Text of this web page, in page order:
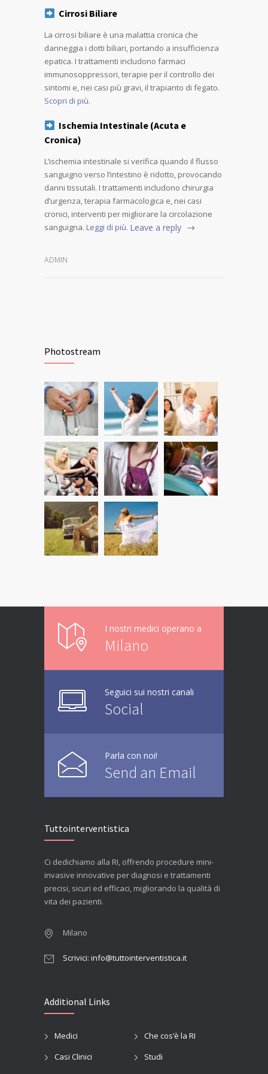
Cirrosi Biliare
La cirrosi biliare è una malattia cronica che
danneggia i dotti biliari, portando a insufficienza
epatica. I trattamenti includono farmaci
immunosoppressori, terapie per il controllo dei
sintomi e, nei casi più gravi, il trapianto di fegato.
Scopri di più.
Ischemia Intestinale (Acuta e
Cronica)
L’ischemia intestinale si verifica quando il flusso
sanguigno verso l’intestino è ridotto, provocando
danni tissutali. I trattamenti includono chirurgia
d’urgenza, terapia farmacologica e, nei casi
cronici, interventi per migliorare la circolazione
sanguigna. Leggi di più. Leave a reply
ADMIN
Photostream
I nostri medici operano a
Milano
Seguici sui nostri canali
Social
Parla con noi!
Send an Email
Tuttointerventistica
Ci dedichiamo alla RI, offrendo procedure mini-
invasive innovative per diagnosi e trattamenti
precisi, sicuri ed efficaci, migliorando la qualità di
vita dei pazienti.
Milano
Scrivici: info@tuttointerventistica.it
Additional Links
Medici
Che cos’è la RI
Casi Clinici
Studi